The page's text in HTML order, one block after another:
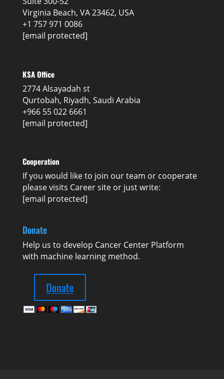
Virginia Beach, VA 23462, USA
+1 757 971 0086
[email protected]
KSA Office
2774 Alsayadah st
Qurtobah, Riyadh, Saudi Arabia
+966 55 022 6661
[email protected]
Cooperation
If you would like to join our team or cooperate
please visits Careersite or just write:
[email protected]
Donate
Help us to develop Cancer Center Platform
with machine learning method.